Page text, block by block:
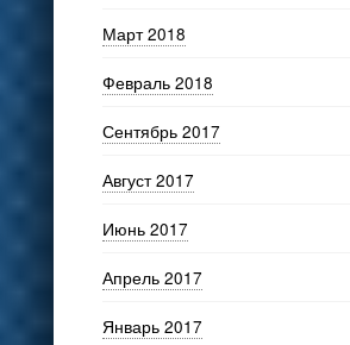
Март 2018
Февраль 2018
Сентябрь 2017
Август 2017
Июнь 2017
Апрель 2017
Январь 2017